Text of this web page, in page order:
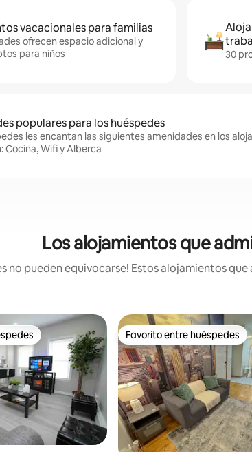
vacacionales para familias
ofrecen espacio adicional y
para niños
30
populares para los huéspedes
les encantan las siguientes amenidades en los
Cocina, Wifi y Alberca
Los alojamientos que
no pueden equivocarse! Estos alojamientos
Favorito entre huéspedes
Favorito entre huéspedes